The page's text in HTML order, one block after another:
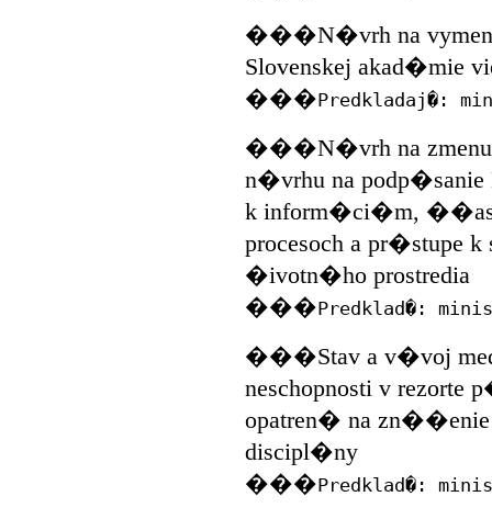
���N�vrh na
Slovenskej akad�mie
���Predkladaj�:
���N�vrh na zmenu
n�vrhu na podp�sanie
k inform�ci�m, ��asti
procesoch a pr�stupe
�ivotn�ho prostredia
���Predklad�:
���Stav a v�voj
neschopnosti v rezorte
opatren� na zn��enie
discipl�ny
���Predklad�: